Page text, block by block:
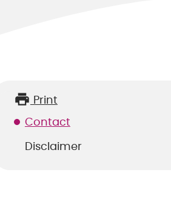
Print
Contact
Disclaimer